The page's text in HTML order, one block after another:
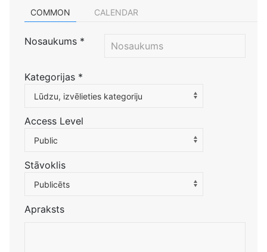
COMMON CALENDAR
Nosaukums *
Kategorijas *
Atlasiet kategoriju, lai filtrētu sarakstu
Lūdzu, izvēlieties kategoriju
Access Level
Public
Stāvoklis
Publicēts
Apraksts